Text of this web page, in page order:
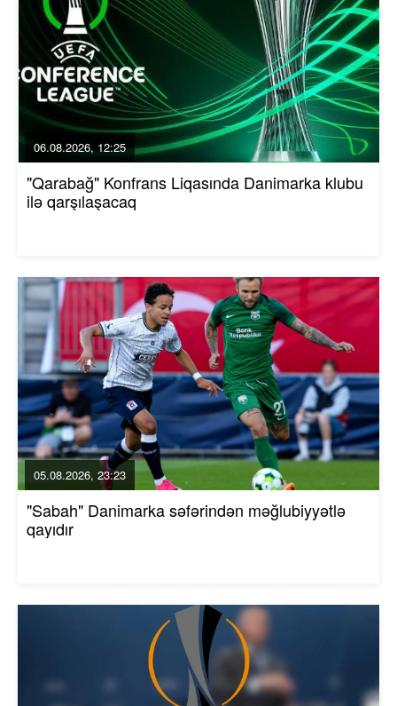
06.08.2026, 12:25
"Qarabağ" Konfrans Liqasında Danimarka klubu
ilə qarşılaşacaq
05.08.2026, 23:23
"Sabah" Danimarka səfərindən məğlubiyyətlə
qayıdır